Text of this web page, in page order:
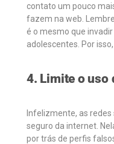
contato um pouco
fazem na web.
é o mesmo que
adolescentes. Por
4. Limite o uso
Infelizmente, as redes
seguro da internet.
por trás de perfis